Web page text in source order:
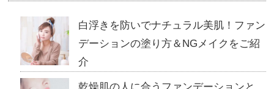
白浮きを防いでナチュラル美肌！ファン
デーションの塗り方＆NGメイクをご紹
介
乾燥肌の人に合うファンデーションと